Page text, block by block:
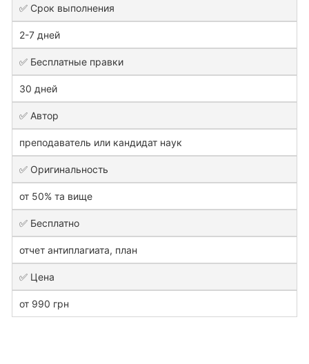
✅ Срок выполнения
2-7 дней
✅ Бесплатные правки
30 дней
✅ Автор
преподаватель или кандидат наук
✅ Оригинальность
от 50% та вище
✅ Бесплатно
отчет антиплагиата, план
✅ Цена
от 990 грн